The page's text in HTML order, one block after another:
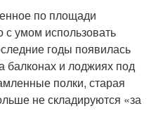
по площади
умом использовать
годы появилась
балконах и лоджиях под
полки, старая
не складируются «за